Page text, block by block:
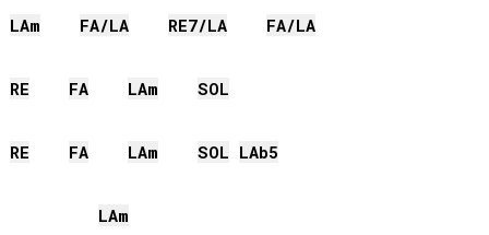
LAm FA/LA RE7/LA FA/LA
RE FA LAm SOL
RE FA LAm SOL LAb5
LAm